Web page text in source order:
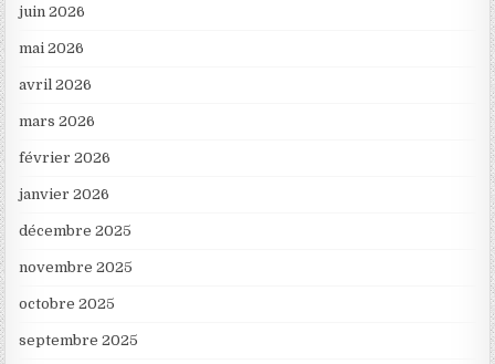
juin 2026
mai 2026
avril 2026
mars 2026
février 2026
janvier 2026
décembre 2025
novembre 2025
octobre 2025
septembre 2025